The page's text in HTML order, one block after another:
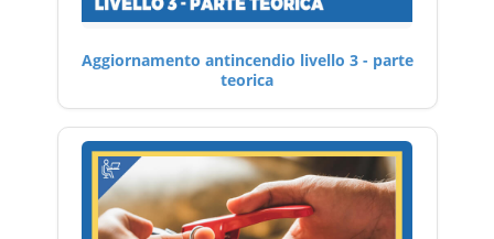
Aggiornamento antincendio livello 3 - parte
teorica